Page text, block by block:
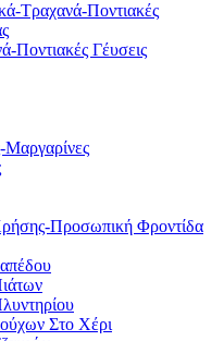
Τραχανά-Ποντιακές
Ποντιακές Γέυσεις
Προσωπική Φροντίδα
Στο Χέρι